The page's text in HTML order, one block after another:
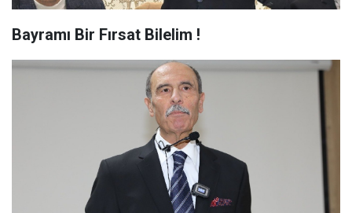
Bayramı Bir Fırsat Bilelim !